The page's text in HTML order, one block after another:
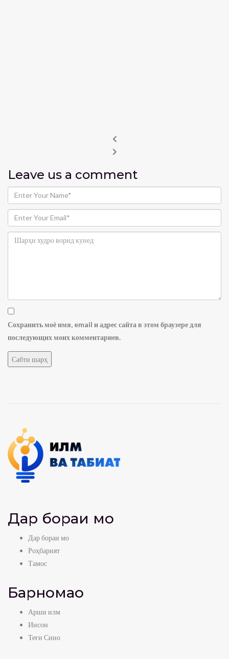
Leave us a comment
Сохранить моё имя, email и адрес сайта в этом браузере для
последующих моих комментариев.
Дар бораи мо
Дар бораи мо
Роҳбарият
Тамос
Барномаҳо
Арши илм
Инсон
Теғи Сино